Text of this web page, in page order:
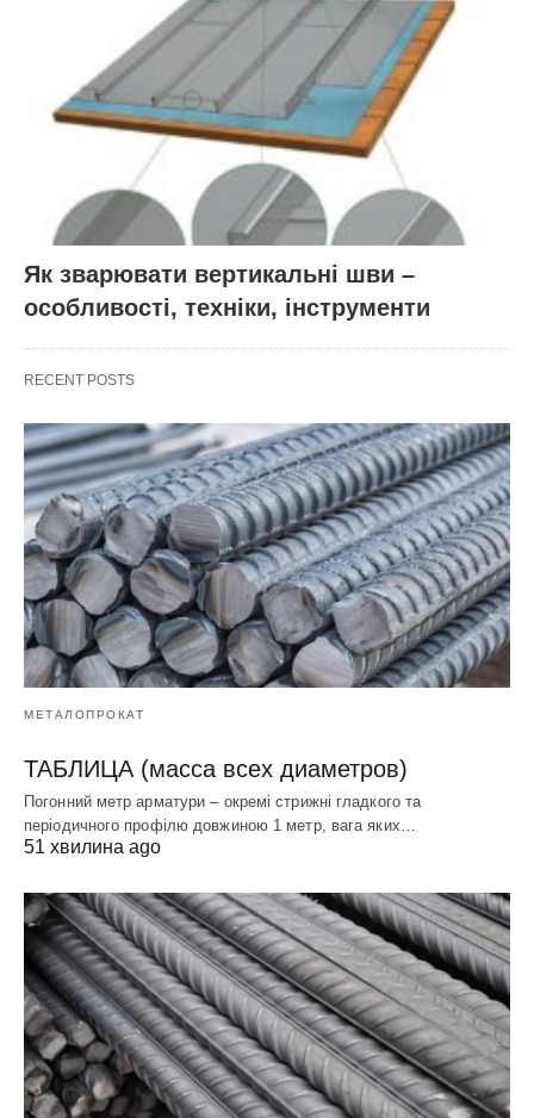
Як зварювати вертикальні шви –
особливості, техніки, інструменти
RECENT POSTS
МЕТАЛОПРОКАТ
ТАБЛИЦА (масса всех диаметров)
Погонний метр арматури – окремі стрижні гладкого та
періодичного профілю довжиною 1 метр, вага яких…
51 хвилина ago